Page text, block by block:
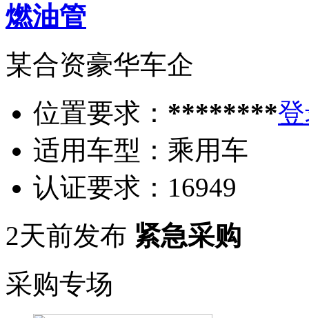
燃油管
某合资豪华车企
位置要求： ********
适用车型： 乘用车
认证要求： 16949
2天前发布 紧急采购
采购专场